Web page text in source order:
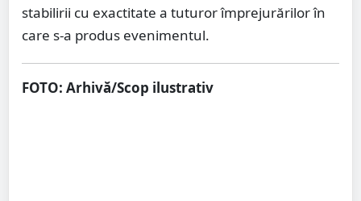
stabilirii cu exactitate a tuturor împrejurărilor în
care s-a produs evenimentul.
FOTO: Arhivă/Scop ilustrativ